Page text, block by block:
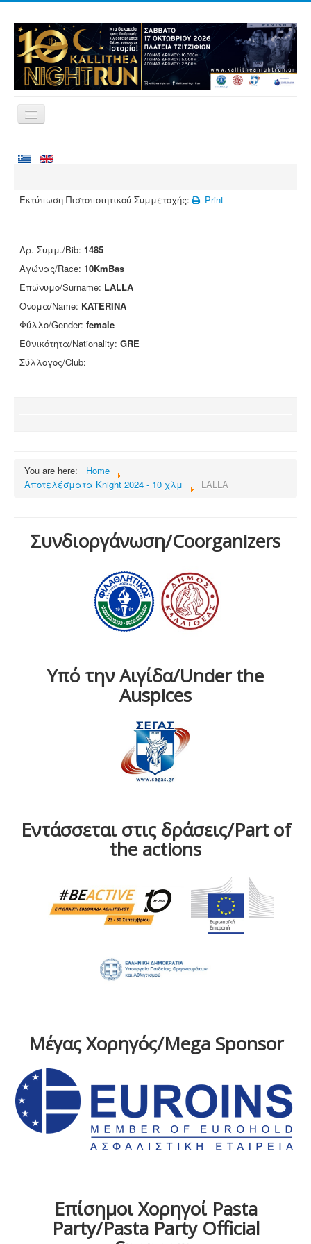
Sponsors
Contact
Εκτύπωση Πιστοποιητικού Συμμετοχής: Print
Αρ. Συμμ./Bib: 1485
Αγώνας/Race: 10KmBas
Επώνυμο/Surname: LALLA
Όνομα/Name: KATERINA
Φύλλο/Gender: female
Εθνικότητα/Nationality: GRE
Σύλλογος/Club:
You are here:
Home
Αποτελέσματα Knight 2024 - 10 χλμ
LALLA
Συνδιοργάνωση/Coorganizers
Υπό την Αιγίδα/Under the
Auspices
Εντάσσεται στις δράσεις/Part of
the actions
Μέγας Χορηγός/Mega Sponsor
Επίσημοι Χορηγοί Pasta
Party/Pasta Party Official